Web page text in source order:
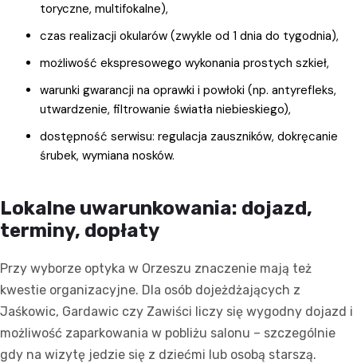
toryczne, multifokalne),
czas realizacji okularów (zwykle od 1 dnia do tygodnia),
możliwość ekspresowego wykonania prostych szkieł,
warunki gwarancji na oprawki i powłoki (np. antyrefleks,
utwardzenie, filtrowanie światła niebieskiego),
dostępność serwisu: regulacja zauszników, dokręcanie
śrubek, wymiana nosków.
Lokalne uwarunkowania: dojazd,
terminy, dopłaty
Przy wyborze optyka w Orzeszu znaczenie mają też
kwestie organizacyjne. Dla osób dojeżdżających z
Jaśkowic, Gardawic czy Zawiści liczy się wygodny dojazd i
możliwość zaparkowania w pobliżu salonu – szczególnie
gdy na wizytę jedzie się z dziećmi lub osobą starszą.